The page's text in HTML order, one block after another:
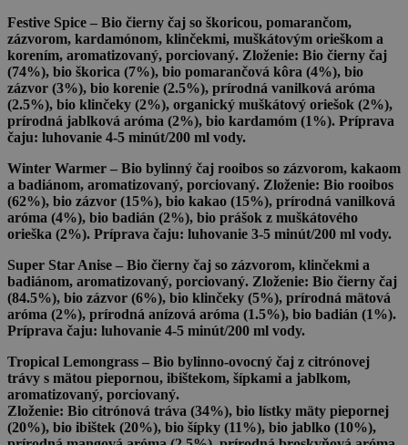
Festive Spice – Bio čierny čaj so škoricou, pomarančom,
zázvorom, kardamónom, klinčekmi, muškátovým orieškom a
korením, aromatizovaný, porciovaný. Zloženie: Bio čierny čaj
(74%), bio škorica (7%), bio pomarančová kôra (4%), bio
zázvor (3%), bio korenie (2.5%), prírodná vanilková aróma
(2.5%), bio klinčeky (2%), organický muškátový oriešok (2%),
prírodná jablková aróma (2%), bio kardamóm (1%). Príprava
čaju: luhovanie 4-5 minút/200 ml vody.
Winter Warmer – Bio bylinný čaj rooibos so zázvorom, kakaom
a badiánom, aromatizovaný, porciovaný. Zloženie: Bio rooibos
(62%), bio zázvor (15%), bio kakao (15%), prírodná vanilková
aróma (4%), bio badián (2%), bio prášok z muškátového
orieška (2%). Príprava čaju: luhovanie 3-5 minút/200 ml vody.
Super Star Anise – Bio čierny čaj so zázvorom, klinčekmi a
badiánom, aromatizovaný, porciovaný. Zloženie: Bio čierny čaj
(84.5%), bio zázvor (6%), bio klinčeky (5%), prírodná mätová
aróma (2%), prírodná anízová aróma (1.5%), bio badián (1%).
Príprava čaju: luhovanie 4-5 minút/200 ml vody.
Tropical Lemongrass – Bio bylinno-ovocný čaj z citrónovej
trávy s mätou piepornou, ibištekom, šípkami a jablkom,
aromatizovaný, porciovaný.
Zloženie: Bio citrónová tráva (34%), bio lístky mäty piepornej
(20%), bio ibištek (20%), bio šípky (11%), bio jablko (10%),